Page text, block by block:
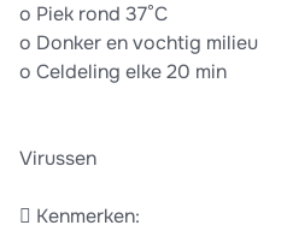
o Piek rond 37°C
o Donker en vochtig milieu
o Celdeling elke 20 min
Virussen
 Kenmerken: